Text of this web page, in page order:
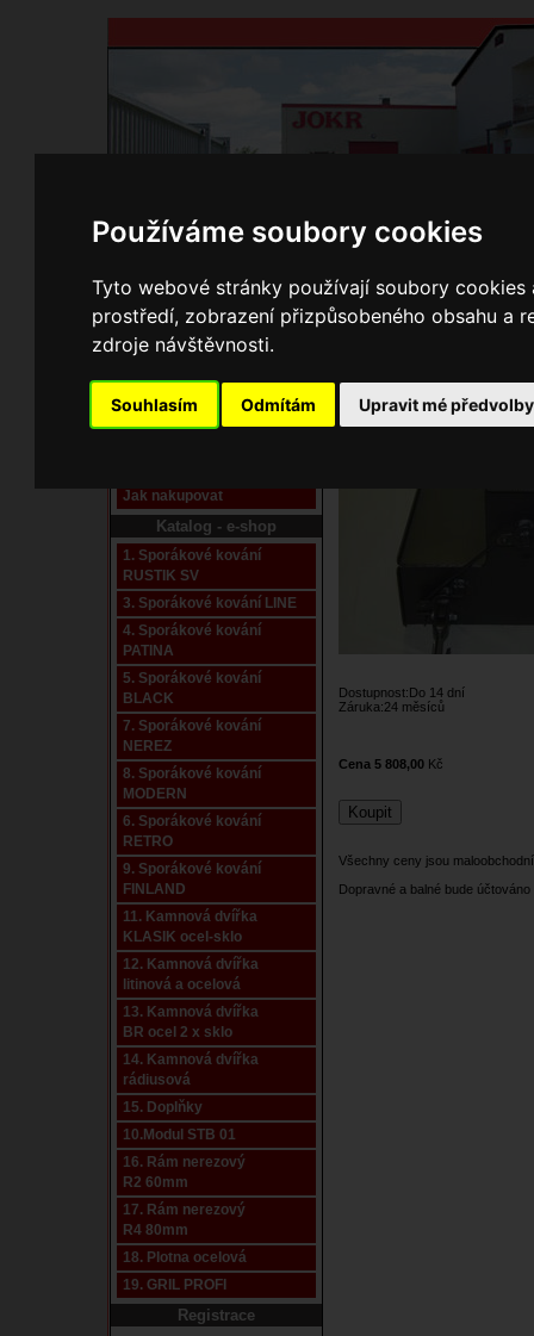
Používáme soubory cookies
Tyto webové stránky používají soubory
prostředí, zobrazení přizpůsobeného obsahu a
zdroje návštěvnosti.
Souhlasím Odmítám Upravit mé předvolby
Domů Kontakty Přihlášení Ke
Pracoviště laser
Nové pracoviště firmy
Jak nakupovat
Katalog - e-shop
1. Sporákové kování
RUSTIK SV
3. Sporákové kování LINE
4. Sporákové kování
PATINA
5. Sporákové kování
BLACK
7. Sporákové kování
NEREZ
8. Sporákové kování
MODERN
6. Sporákové kování
RETRO
9. Sporákové kování
FINLAND
11. Kamnová dvířka
KLASIK ocel-sklo
12. Kamnová dvířka
litinová a ocelová
13. Kamnová dvířka
BR ocel 2 x sklo
14. Kamnová dvířka
rádiusová
15. Doplňky
10.Modul STB 01
16. Rám nerezový
R2 60mm
17. Rám nerezový
R4 80mm
18. Plotna ocelová
19. GRIL PROFI
Registrace
E-shop JOKR
Dostupnost:Do 14 dní­
Záruka:24 měsíců
Cena 5 808,00 Kč
Všechny ceny jsou
Dopravné a balné bude